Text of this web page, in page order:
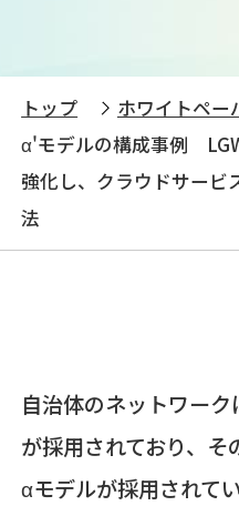
トップ
ホワイトペー
α'モデルの構成事例
強化し、クラウドサービ
法
自治体のネットワー
が採用されており、
αモデルが採用されて